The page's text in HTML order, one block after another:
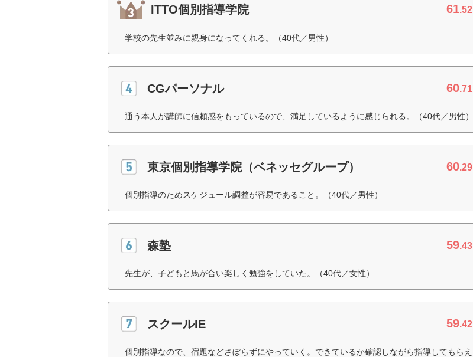
ITTO個別指導学院 61.52
学校の先生並みに親身になってくれる。（40代／男性）
CGパーソナル 60.71
通う本人が講師に信頼感をもっているので、満足しているように感じられる。（40代／男性）
東京個別指導学院（ベネッセグループ） 60.29
個別指導のためスケジュール調整が容易であること。（40代／男性）
森塾 59.43
先生が、子どもと馬が合い楽しく勉強をしていた。（40代／女性）
スクールIE 59.42
個別指導なので、宿題などさぼらずにやっていく。できているか確認しながら指導してもらえ